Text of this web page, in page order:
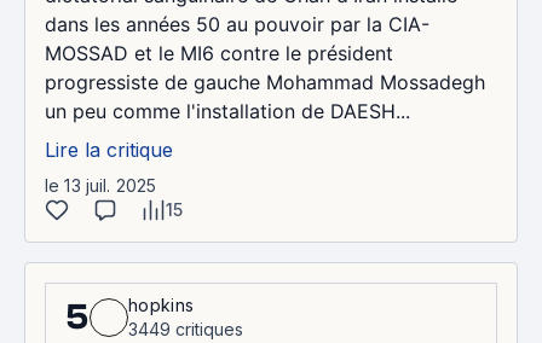
dans les années 50 au pouvoir par la CIA-
MOSSAD et le MI6 contre le président
progressiste de gauche Mohammad Mossadegh
un peu comme l'installation de DAESH...
Lire la critique
le 13 juil. 2025
15
5
hopkins
3449 critiques